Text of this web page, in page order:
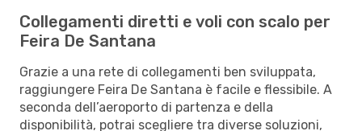
Collegamenti diretti e voli con scalo per
Feira De Santana
Grazie a una rete di collegamenti ben sviluppata,
raggiungere Feira De Santana è facile e flessibile. A
seconda dell’aeroporto di partenza e della
disponibilità, potrai scegliere tra diverse soluzioni,